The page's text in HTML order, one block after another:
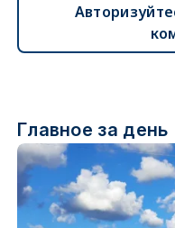
Главное за день